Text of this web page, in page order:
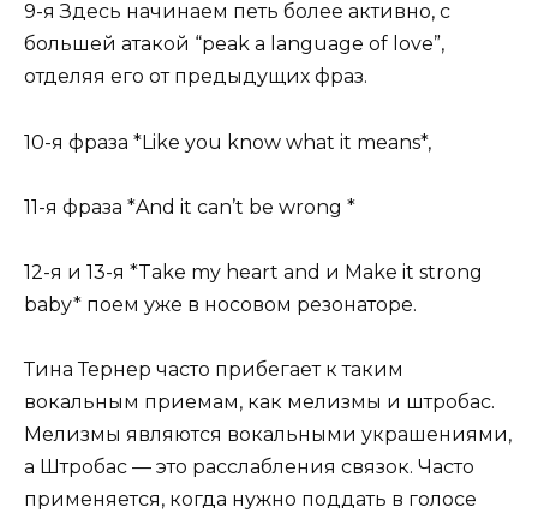
9-я Здесь начинаем петь более активно, с
большей атакой “peak a language of love”,
отделяя его от предыдущих фраз.
10-я фраза *Like you know what it means*,
11-я фраза *And it can’t be wrong *
12-я и 13-я *Take my heart and и Make it strong
baby* поем уже в носовом резонаторе.
Тина Тернер часто прибегает к таким
вокальным приемам, как мелизмы и штробас.
Мелизмы являются вокальными украшениями,
а Штробас — это расслабления связок. Часто
применяется, когда нужно поддать в голосе